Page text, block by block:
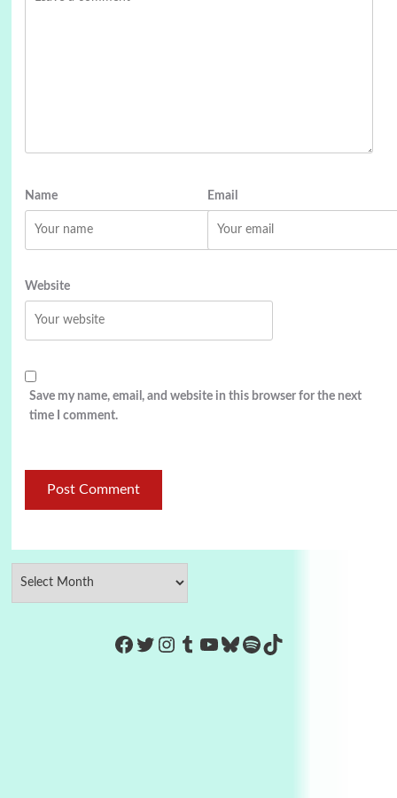
Name Email
Website
Save my name, email, and website in this browser for the next
time I comment.
https://www.facebook.com/
Twitter
Instagram
Tumblr
YouTube
Bluesky
Spotify
TikTok